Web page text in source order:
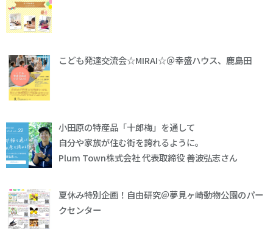
こども発達交流会☆MIRAI☆＠幸盛ハウス、鹿島田
小田原の特産品「十郎梅」を通して
自分や家族が住む街を誇れるように。
Plum Town株式会社 代表取締役 善波弘志さん
夏休み特別企画！自由研究＠夢見ヶ崎動物公園のパー
クセンター